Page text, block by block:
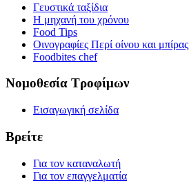
Γευστικά ταξίδια
Η μηχανή του χρόνου
Food Tips
Οινογραφίες Περί οίνου και μπίρας
Foodbites chef
Νομοθεσία Τροφίμων
Εισαγωγική σελίδα
Βρείτε
Για τον καταναλωτή
Για τον επαγγελματία